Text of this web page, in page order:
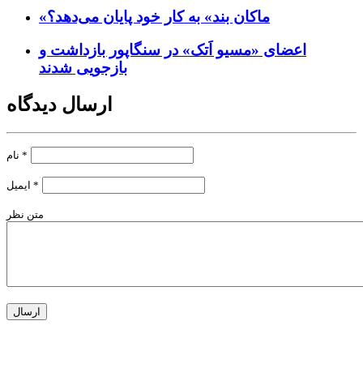
«ماکان بند» به کار خود پایان می‌دهد؟
اعضای «مسیو اَتک» در سنگاپور بازداشت و
بازجویی شدند
ارسال دیدگاه
*
*
متن نظر